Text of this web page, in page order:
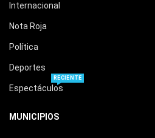
Internacional
Nota Roja
Política
Deportes
Espectáculos
RECIENTE
MUNICIPIOS